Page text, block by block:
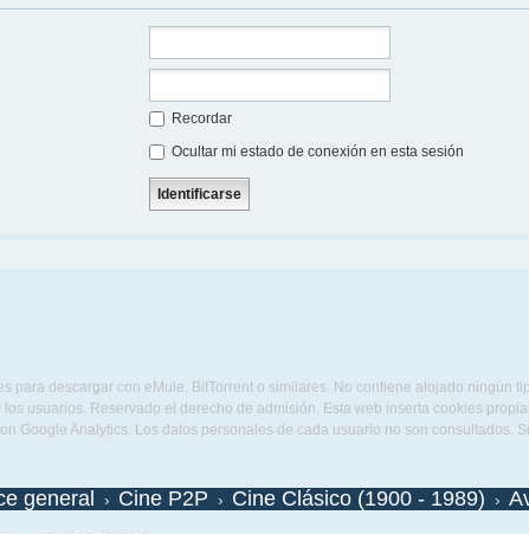
Recordar
Ocultar mi estado de conexión en esta sesión
para descargar con eMule, BitTorrent o similares. No contiene alojado ningún
usuarios. Reservado el derecho de admisión. Esta web inserta cookies
Google Analytics. Los datos personales de cada usuario no son consultados.
general Cine P2P Cine Clásico (1900 - 1989)